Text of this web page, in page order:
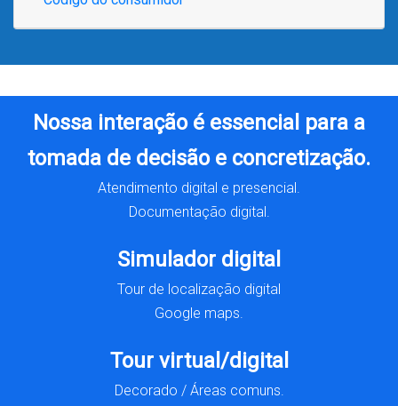
Nossa interação é essencial para a
tomada de decisão e concretização.
Atendimento digital e presencial.
Documentação digital.
Simulador digital
Tour de localização digital
Google maps.
Tour virtual/digital
Decorado / Áreas comuns.